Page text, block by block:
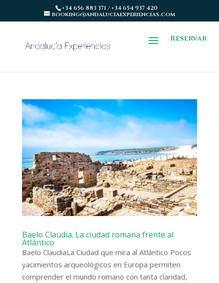
+34 656 883 371 / +34 654 937 420
booking@andaluciaexperiencias.com
Reservar
Baelo Claudia. La ciudad romana frente al
Atlántico
Baelo ClaudiaLa Ciudad que mira al Atlántico Pocos
yacimientos arqueológicos en Europa permiten
comprender el mundo romano con tanta claridad,